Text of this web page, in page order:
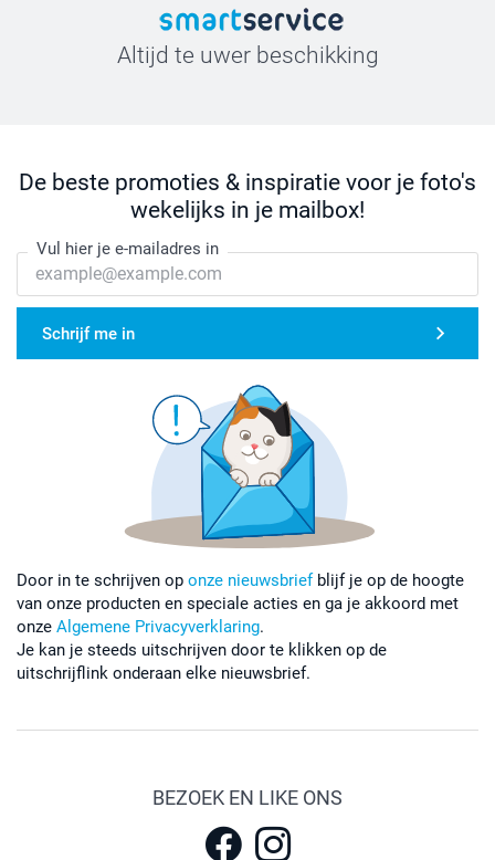
Altijd te uwer beschikking
De beste promoties & inspiratie voor je foto's
wekelijks in je mailbox!
Vul hier je e-mailadres in
Schrijf me in
Door in te schrijven op onze nieuwsbriefblijf je op de hoogte
van onze producten en speciale acties en ga je akkoord met
onze Algemene Privacyverklaring.
Je kan je steeds uitschrijven door te klikken op de
uitschrijflink onderaan elke nieuwsbrief.
BEZOEK EN LIKE ONS